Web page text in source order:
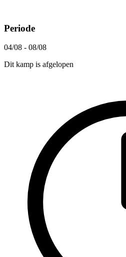
Periode
04/08 - 08/08
Dit kamp is afgelopen